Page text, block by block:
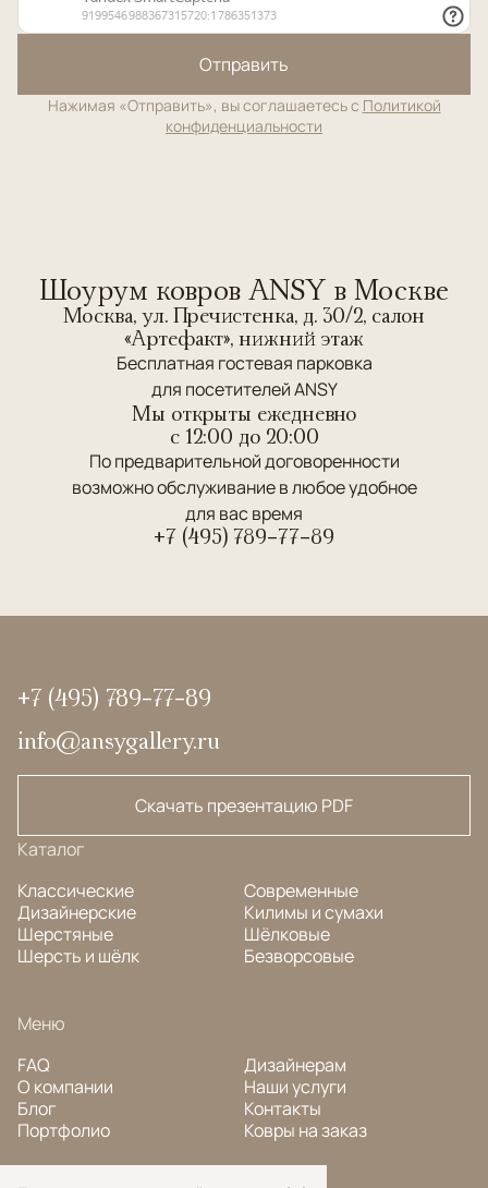
Отправить
Нажимая «Отправить», вы соглашаетесь с Политикой
конфиденциальности
Шоурум ковров ANSY в Москве
Москва, ул. Пречистенка, д. 30/2, салон
«Артефакт», нижний этаж
Бесплатная гостевая парковка
для посетителей ANSY
Мы открыты ежедневно
c 12:00 до 20:00
По предварительной договоренности
возможно обслуживание в любое удобное
для вас время
+7 (495) 789-77-89
+7 (495) 789-77-89
info@ansygallery.ru
Скачать презентацию PDF
Каталог
Классические
Дизайнерские
Шерстяные
Шерсть и шёлк
Современные
Килимы и сумахи
Шёлковые
Безворсовые
Меню
FAQ
О компании
Блог
Портфолио
Дизайнерам
Наши услуги
Контакты
Ковры на заказ